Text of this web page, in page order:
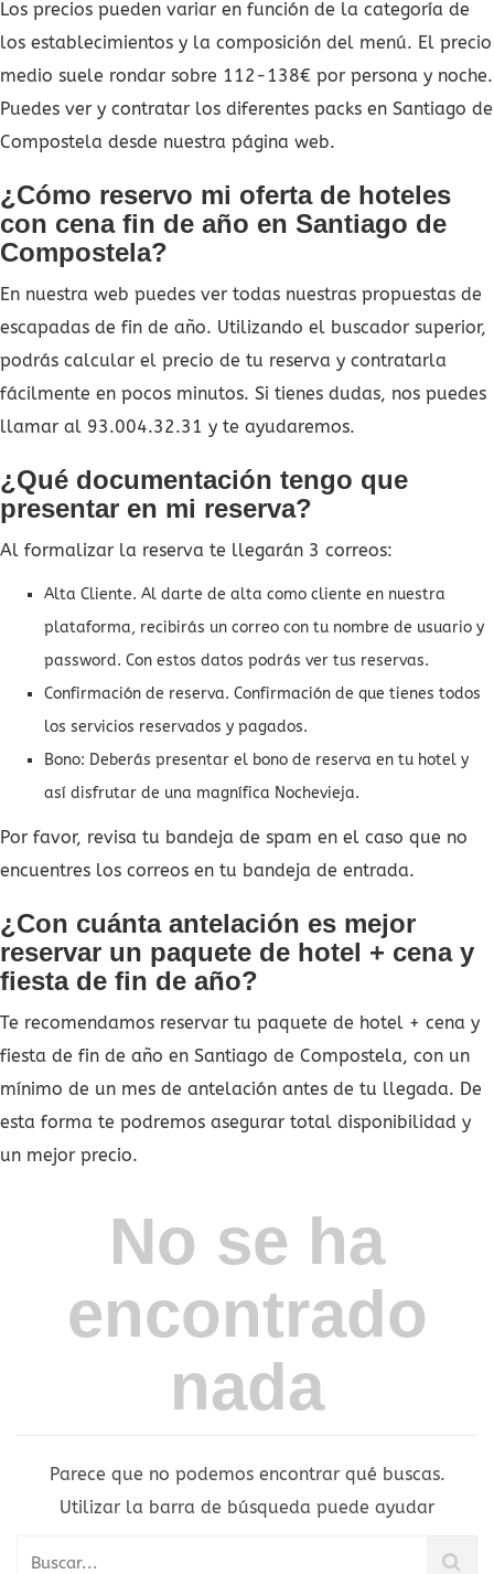
Los precios pueden variar en función de la categoría de
los establecimientos y la composición del menú. El precio
medio suele rondar sobre 112-138€ por persona y noche.
Puedes ver y contratar los diferentes packs en Santiago de
Compostela desde nuestra página web.
¿Cómo reservo mi oferta de hoteles
con cena fin de año en Santiago de
Compostela?
En nuestra web puedes ver todas nuestras propuestas de
escapadas de fin de año. Utilizando el buscador superior,
podrás calcular el precio de tu reserva y contratarla
fácilmente en pocos minutos. Si tienes dudas, nos puedes
llamar al 93.004.32.31 y te ayudaremos.
¿Qué documentación tengo que
presentar en mi reserva?
Al formalizar la reserva te llegarán 3 correos:
Alta Cliente. Al darte de alta como cliente en nuestra
plataforma, recibirás un correo con tu nombre de usuario y
password. Con estos datos podrás ver tus reservas.
Confirmación de reserva. Confirmación de que tienes todos
los servicios reservados y pagados.
Bono: Deberás presentar el bono de reserva en tu hotel y
así disfrutar de una magnífica Nochevieja.
Por favor, revisa tu bandeja de spam en el caso que no
encuentres los correos en tu bandeja de entrada.
¿Con cuánta antelación es mejor
reservar un paquete de hotel + cena y
fiesta de fin de año?
Te recomendamos reservar tu paquete de hotel + cena y
fiesta de fin de año en Santiago de Compostela, con un
mínimo de un mes de antelación antes de tu llegada. De
esta forma te podremos asegurar total disponibilidad y
un mejor precio.
No se ha
encontrado
nada
Parece que no podemos encontrar qué buscas.
Utilizar la barra de búsqueda puede ayudar